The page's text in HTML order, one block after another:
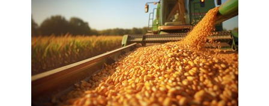
Oman
Philippines
Poland
Portugal